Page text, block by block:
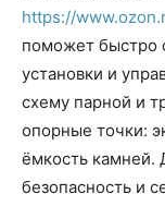
https://
поможет быстро
установки и
схему парной и
опорные точки:
ёмкость камней.
безопасность и